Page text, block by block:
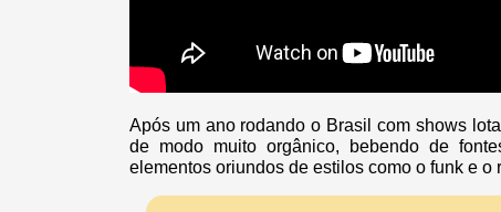
Após um ano rodando o Brasil com shows
de modo muito orgânico, bebendo de
elementos oriundos de estilos como o funk e o